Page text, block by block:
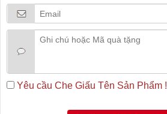
Yêu cầu Che Giấu Tên Sản Phẩm !